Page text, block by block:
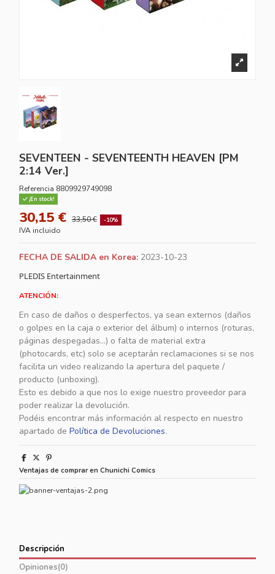
SEVENTEEN - SEVENTEENTH HEAVEN [PM
2:14 Ver.]
Referencia 8809929749098
¡En stock!
30,15 € 33,50 € -10%
IVA incluido
FECHA DE SALIDA en Korea: 2023-10-23
PLEDIS Entertainment
ATENCIÓN:
En caso de daños o desperfectos, ya sean externos (daños
o golpes en la caja o exterior del álbum) o internos (roturas,
páginas despegadas...) o falta de material extra
(photocards, etc) solo se aceptarán reclamaciones si se nos
facilita un video realizando la apertura del paquete /
producto (unboxing).
Esto es debido a que nos lo exige nuestro proveedor para
poder realizar la devolución.
Podéis encontrar más información al respecto en nuestro
apartado de Política de Devoluciones.
Ventajas de comprar en Chunichi Comics
Descripción
Opiniones(0)